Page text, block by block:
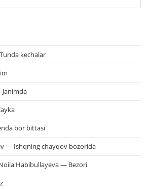
kechalar
Janimda
bor bittasi
— Ishqning chayqov bozorida
Habibullayeva — Bezori